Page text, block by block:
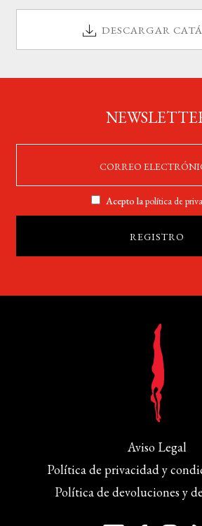
DESCARGAR
Acepto lapolítica de
Aviso Legal
Política de privacidad y
Política de devoluciones y